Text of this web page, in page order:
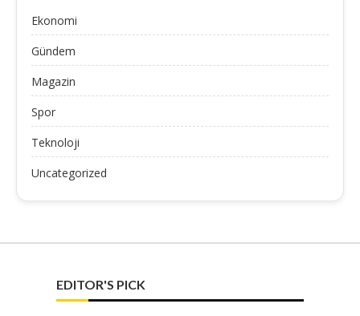
Ekonomi
Gündem
Magazin
Spor
Teknoloji
Uncategorized
EDITOR'S PICK